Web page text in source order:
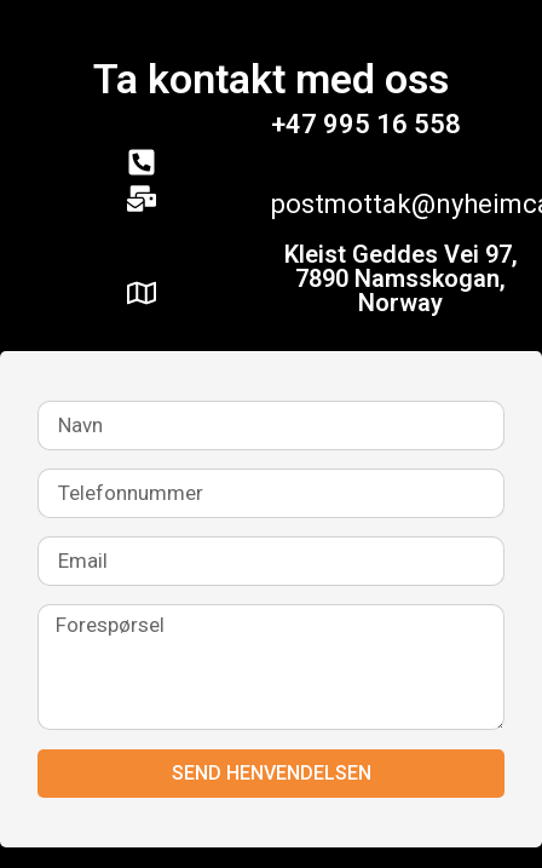
Ta kontakt med oss
+47 995 16 558
Kleist Geddes Vei 97,
7890 Namsskogan,
Norway
SEND HENVENDELSEN